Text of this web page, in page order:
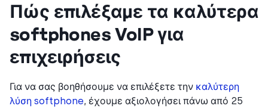
Πώς επιλέξαμε τα καλύτερα
softphones VoIP για
επιχειρήσεις
Για να σας βοηθήσουμε να επιλέξετε την καλύτερη
λύση softphone, έχουμε αξιολογήσει πάνω από 25